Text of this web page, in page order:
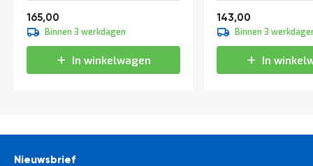
Vanaf
165,00
Binnen 3 werkdagen
In winkelwagen
Vanaf
143,00
Binnen 3
In
Nieuwsbrief